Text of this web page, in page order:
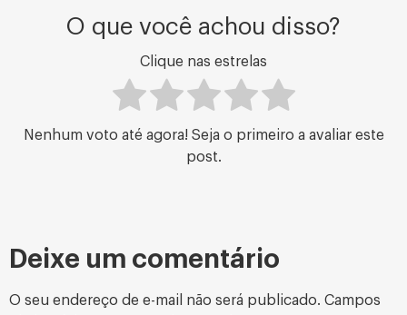
O que você achou disso?
Clique nas estrelas
Nenhum voto até agora! Seja o primeiro a avaliar este
post.
Deixe um comentário
O seu endereço de e-mail não será publicado. Campos